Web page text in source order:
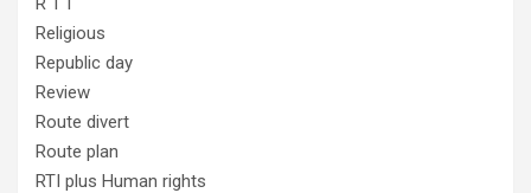
Religious
Republic day
Review
Route divert
Route plan
RTI plus Human rights